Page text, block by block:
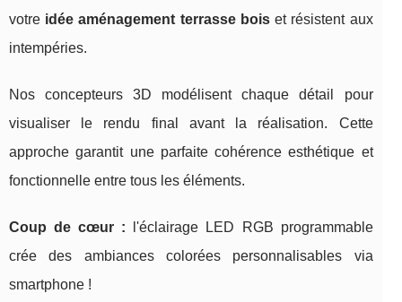
votre idée aménagement terrasse boiset résistent aux
intempéries.
Nos concepteurs 3D modélisent chaque détail pour
visualiser le rendu final avant la réalisation. Cette
approche garantit une parfaite cohérence esthétique et
fonctionnelle entre tous les éléments.
Coup de cœur : l'éclairage LED RGB programmable
crée des ambiances colorées personnalisables via
smartphone !